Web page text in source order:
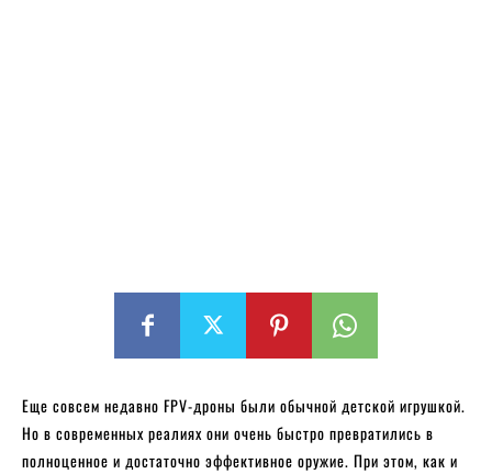
Еще совсем недавно FPV-дроны были обычной детской игрушкой.
Но в современных реалиях они очень быстро превратились в
полноценное и достаточно эффективное оружие. При этом, как и